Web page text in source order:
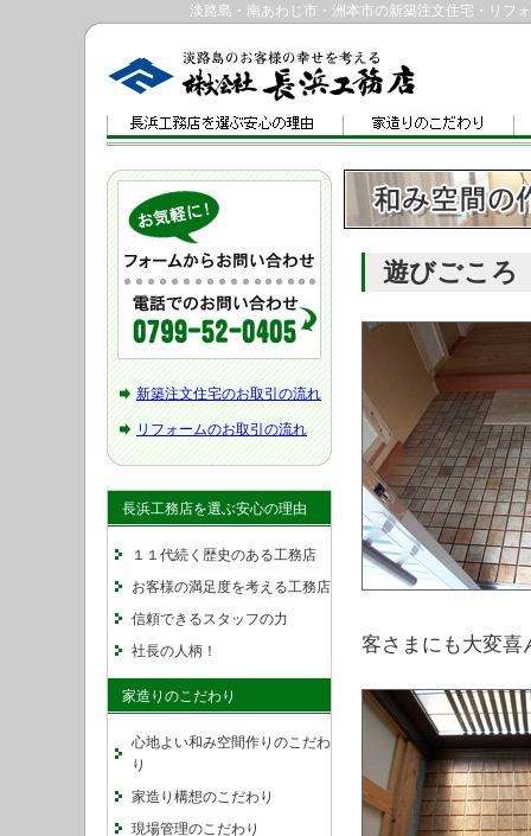
淡路島・南あわじ市・洲本市の新築注文住宅・リ
遊びごこ
客さまにも大変喜
新築注文住宅のお取引の流れ
リフォームのお取引の流れ
長浜工務店を選ぶ安心の理由
１１代続く歴史のある工務店
お客様の満足度を考える工務店
信頼できるスタッフの力
社長の人柄！
家造りのこだわり
心地よい和み空間作りのこだわ
り
家造り構想のこだわり
現場管理のこだわり